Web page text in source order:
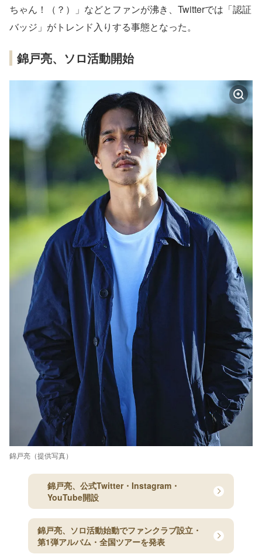
ちゃん！（？）」などとファンが沸き、Twitterでは「認証
バッジ」がトレンド入りする事態となった。
錦戸亮、ソロ活動開始
錦戸亮（提供写真）
錦戸亮、公式Twitter・Instagram・
YouTube開設
錦戸亮、ソロ活動始動でファンクラブ設立・
第1弾アルバム・全国ツアーを発表